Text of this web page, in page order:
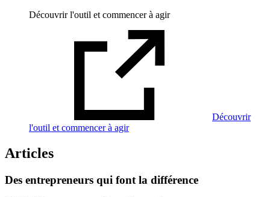
Découvrir l'outil et commencer à agir
Découvrir
l'outil et commencer à agir
Articles
Des entrepreneurs qui font la différence